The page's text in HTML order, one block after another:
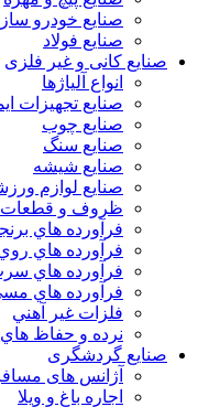
صنایع خودرو سازی
صنایع فولاد
کانی و غیر فلزی
انواع آلياژها
صنایع تجهیزات ایمنی
صنایع چوب
صنایع سنگ
صنایع شیشه
صنایع لوازم ورزشی
ظروف و قطعات آلومينيومي
فرآورده هاي برنجي
فرآورده هاي روي
فرآورده هاي سرب
فرآورده هاي مسي
فلزات غير آهني
نرده و حفاظ هاي آلومينيومي
گردشگری
آژانس های مسافرتی
اجاره باغ و ویلا